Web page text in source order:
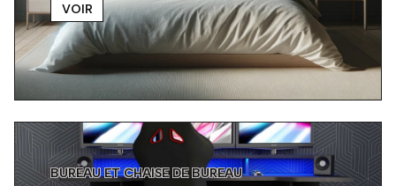
VOIR
BUREAU ET CHAISE DE BUREAU